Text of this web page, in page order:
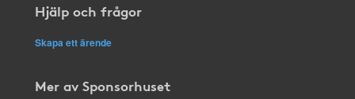
Hjälp och frågor
Skapa ett ärende
Mer av Sponsorhuset